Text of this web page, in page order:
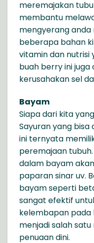
meremajakan
membantu
mengyerang anda
beberapa bahan
vitamin dan nutrisi
buah berry ini
kerusahakan sel
Bayam
Siapa dari kita
Sayuran yang
ini ternyata
peremajaan
dalam bayam
paparan sinar uv.
bayam seperti
sangat efektif
kelembapan pada
menjadi salah
penuaan dini.